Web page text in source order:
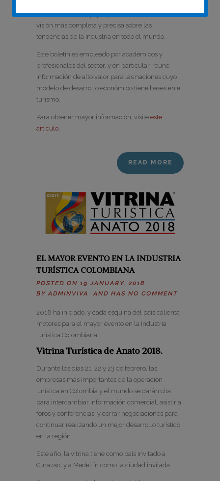
países miembros, y que permite obtener una
visión más completa y precisa sobre las
tendencias de la industria en todo el mundo.
Este boletín es empleado por académicos y
profesionales del sector, y en particular, reune
información de alto valor para las naciones cuyo
modelo de desarrollo económico tiene bases en el
turismo.
Para obtener mayor información, visite este
artículo.
READ MORE
EL MAYOR EVENTO EN LA INDUSTRIA
TURÍSTICA COLOMBIANA
POSTED ON 19 JANUARY, 2018
BY ADMINVIVA AND HAS NO COMMENT
2018 ha iniciado, y cada esquina del país calienta
motores para el mayor evento en la Industria
Turística Colombiana:
Vitrina Turística de Anato 2018.
Durante los días 21, 22 y 23 de febrero, las
empresas más importantes de la operación
turística en Colombia y el mundo se darán cita
para intercambiar información comercial, asistir a
foros y conferencias, y cerrar negociaciones para
continuar realizando un mejor desarrollo turístico
en la región.
Este año, la vitrina tiene como país invitado a
Curazao, y a Medellín como la ciudad invitada.